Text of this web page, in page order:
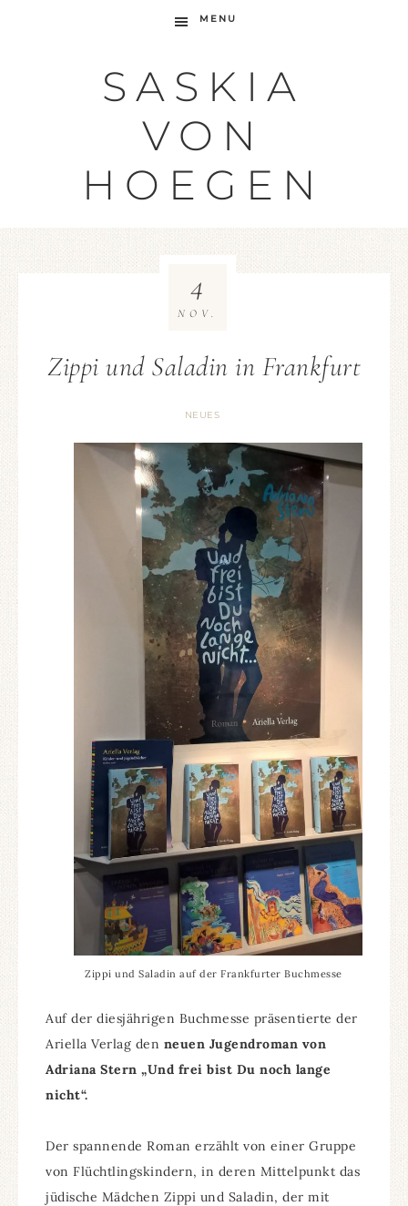
MENU
SASKIA
VON
HOEGEN
Zippi und Saladin in Frankfurt
NEUES
4
NOV.
Zippi und Saladin auf der Frankfurter Buchmesse
Auf der diesjährigen Buchmesse präsentierte der
Ariella Verlag den neuen Jugendroman von
Adriana Stern „Und frei bist Du noch lange
nicht“.
Der spannende Roman erzählt von einer Gruppe
von Flüchtlingskindern, in deren Mittelpunkt das
jüdische Mädchen Zippi und Saladin, der mit